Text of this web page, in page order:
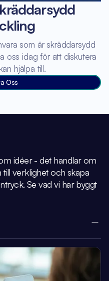
som är skräddarsydd
oss idag för att diskutera
hjälpa till.
Oss
idéer - det handlar om
till verklighet och skapa
Se vad vi har byggt